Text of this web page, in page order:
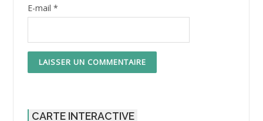
E-mail *
CARTE INTERACTIVE